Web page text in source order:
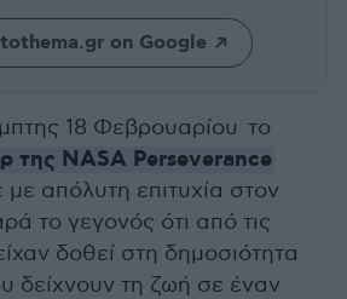
on Google
18 Φεβρουαρίου το
της NASA Perseverance
απόλυτη επιτυχία στον
το γεγονός ότι από τις
δοθεί στη δημοσιότητα
δείχνουν τη ζωή σε έναν